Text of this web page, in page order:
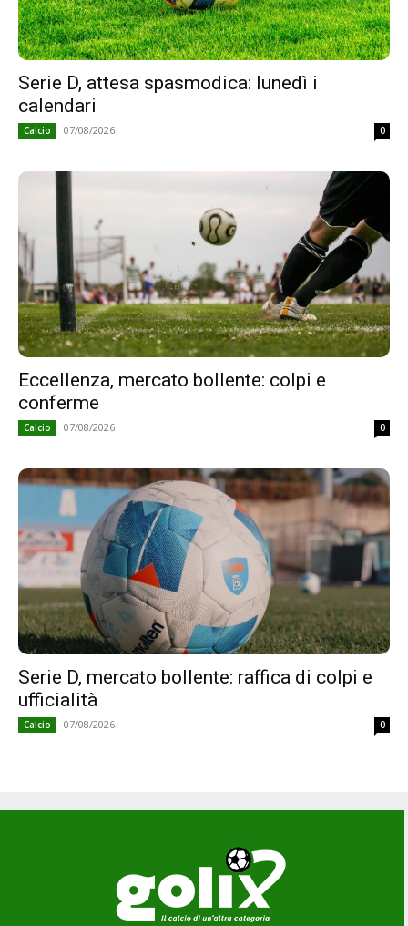
Serie D, attesa spasmodica: lunedì i
calendari
Calcio 07/08/2026 0
Eccellenza, mercato bollente: colpi e
conferme
Calcio 07/08/2026 0
Serie D, mercato bollente: raffica di colpi e
ufficialità
Calcio 07/08/2026 0